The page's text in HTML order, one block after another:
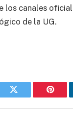
canales
de la UG.
Twitter